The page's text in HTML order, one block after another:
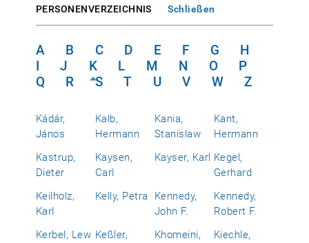
PERSONENVERZEICHNIS Schließen
A B C D E F G
H
I
J K L M N O
P
Q
R S T U V W Z
Kádár,
János
Kalb,
Hermann
Kania,
Stanislaw
Kant,
Hermann
Kastrup,
Dieter
Kaysen,
Carl
Kayser, Karl Kegel,
Gerhard
Keilholz,
Karl
Kelly, Petra
Kennedy,
John F.
Kennedy,
Robert F.
Kerbel, Lew Keßler,
Khomeini,
Kiechle,